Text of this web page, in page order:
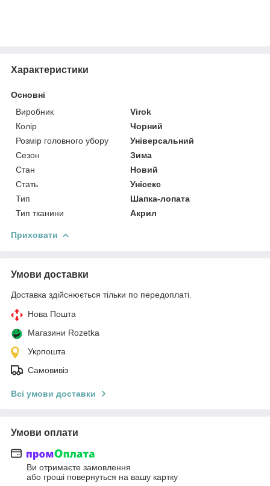
Характеристики
Основні
Виробник
Virok
Колір
Чорний
Розмір головного убору
Універсальний
Сезон
Зима
Стан
Новий
Стать
Унісекс
Тип
Шапка-лопата
Тип тканини
Акрил
Приховати
Умови доставки
Доставка здійснюється тільки по передоплаті.
Нова Пошта
Магазини Rozetka
Укрпошта
Самовивіз
Всі умови доставки
Умови оплати
Ви отримаєте замовлення
або гроші повернуться на вашу картку